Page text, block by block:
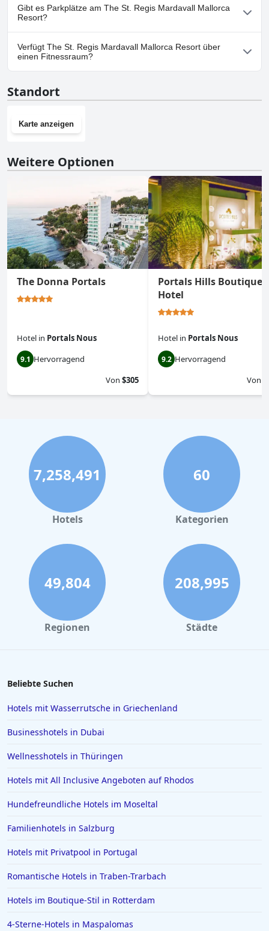
Beleuchtungssystemen in den Zimmern, waren nicht signifikant
genug, um das Gesamterlebnis zu trüben.
Ja, The St. Regis Mardavall Mallorca Resort heißt Hunde
willkommen.
Gibt es Parkplätze am The St. Regis Mardavall Mallorca
Resort?
Ja, Parkmöglichkeiten sind im The St. Regis Mardavall Mallorca
Resort vorhanden.
Verfügt The St. Regis Mardavall Mallorca Resort über
einen Fitnessraum?
Fitnessraum.
Standort
Karte anzeigen
Weitere Optionen
The Donna Portals
Hotel in Portals Nous
9.1 Hervorragend
Von $305
Portals Hills Boutique
Hotel
Hotel in Portals Nous
9.2 Hervorragend
Von
7,258,491
Hotels
60
Kategorien
49,804
Regionen
208,995
Städte
Beliebte Suchen
Hotels mit Wasserrutsche in Griechenland
Businesshotels in Dubai
Wellnesshotels in Thüringen
Hotels mit All Inclusive Angeboten auf Rhodos
Hundefreundliche Hotels im Moseltal
Familienhotels in Salzburg
Hotels mit Privatpool in Portugal
Romantische Hotels in Traben-Trarbach
Hotels im Boutique-Stil in Rotterdam
4-Sterne-Hotels in Maspalomas